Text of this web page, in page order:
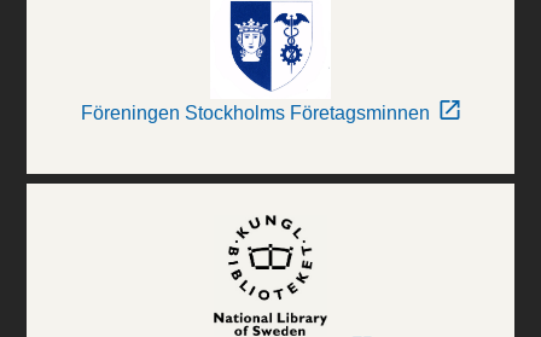
Föreningen Stockholms Företagsminnen